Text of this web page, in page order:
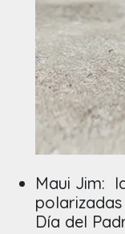
Maui Jim:
Día del